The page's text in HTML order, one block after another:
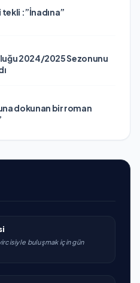
:”İnadına”
2024/2025 Sezonunu
dokunan bir roman
buluşmak için gün